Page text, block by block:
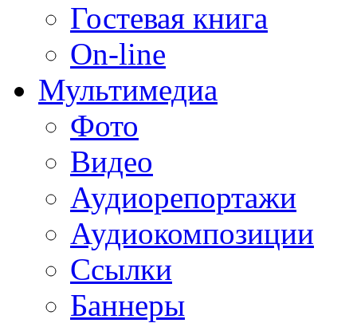
Гостевая книга
On-line
Мультимедиа
Фото
Видео
Аудиорепортажи
Аудиокомпозиции
Ссылки
Баннеры